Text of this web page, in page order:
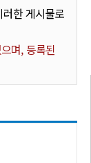
한 게시물로
며, 등록된